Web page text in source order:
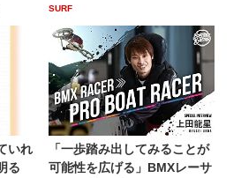
SURF
いれ
る
「一歩踏み出してみることが
可能性を広げる」BMXレーサ